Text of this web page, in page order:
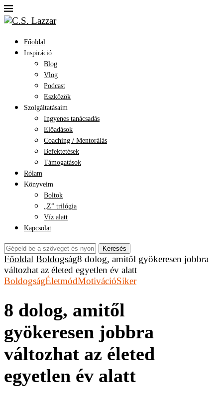
Főoldal
Inspiráció
Blog
Vlog
Podcast
Eszközök
Szolgáltatásaim
Ingyenes tanácsadás
Előadások
Coaching / Mentorálás
Befektetések
Támogatások
Rólam
Könyveim
Boltok
„Z” trilógia
Víz alatt
Kapcsolat
Keresés
Főoldal Boldogság8 dolog, amitől gyökeresen jobbra
változhat az életed egyetlen év alatt
BoldogságÉletmódMotivációSiker
8 dolog, amitől
gyökeresen jobbra
változhat az életed
egyetlen év alatt